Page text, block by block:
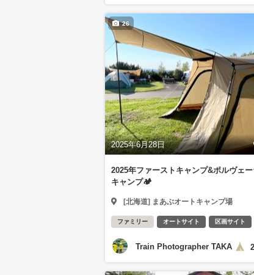
2025年6月28日
26
2025年ファーストキャンプ&ポルヴェ
キャンプ🏕️
[北海道] まあぶオートキャンプ場
ファミリー オートサイト 区画サイト
Train Photographer TAKA